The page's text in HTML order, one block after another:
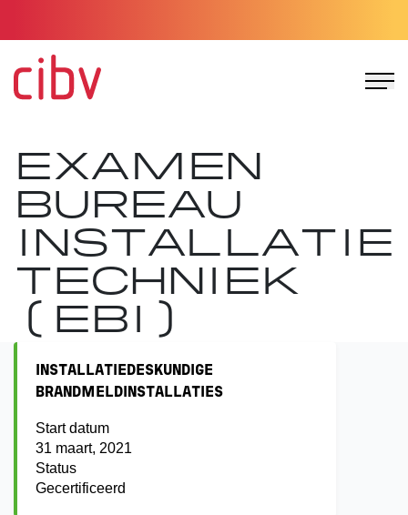
EXAMEN
BUREAU
INSTALLATIE
TECHNIEK
(EBI)
INSTALLATIEDESKUNDIGE
BRANDMELDINSTALLATIES
Start datum
31 maart, 2021
Status
Gecertificeerd